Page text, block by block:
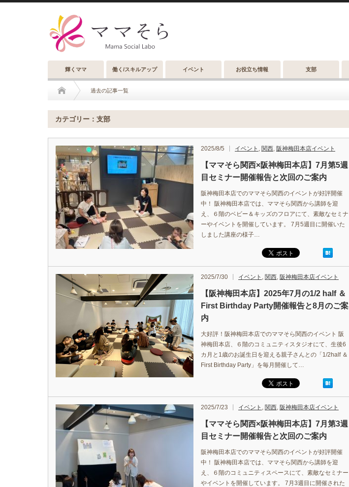
輝くママ 働く/スキルアップ イベント お役立ち情報 支部
過去の記事一覧
カテゴリー：支部
2025/8/5 イベント , 関西, 阪神梅田本店イベント
【ママそら関西×阪神梅田本店】7月第5週
目セミナー開催報告と次回のご案内
阪神梅田本店でのママそら関西のイベントが好評開催
中！ 阪神梅田本店では、ママそら関西から講師を迎
え、６階のベビー＆キッズのフロアにて、素敵なセミナ
ーやイベントを開催しています。 7月5週目に開催いた
しました講座の様子…
2025/7/30 イベント , 関西, 阪神梅田本店イベント
【阪神梅田本店】2025年7月の1/2 half ＆
First Birthday Party開催報告と8月のご案
内
大好評！阪神梅田本店でのママそら関西のイベント 阪
神梅田本店、６階のコミュニティスタジオにて、生後6
カ月と1歳のお誕生日を迎える親子さんとの「1/2half ＆
First Birthday Party」を毎月開催して…
2025/7/23 イベント , 関西, 阪神梅田本店イベント
【ママそら関西×阪神梅田本店】7月第3週
目セミナー開催報告と次回のご案内
阪神梅田本店でのママそら関西のイベントが好評開催
中！ 阪神梅田本店では、ママそら関西から講師を迎
え、６階のコミュニティスペースにて、素敵なセミナー
やイベントを開催しています。 7月3週目に開催された